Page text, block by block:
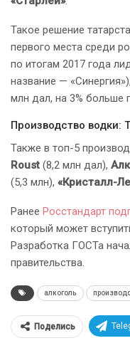
Такое решение
первого места среди
по итогам 2017 года
название —
млн дал, на 3% больше
Производство водки:
Также в топ-5
Roust (8,2 млн дал),
(5,3 млн), «Кристалл-
Ранее Росстандарт
который может
Разработка ГОСТа
правительства.
алкоголь
Поделись